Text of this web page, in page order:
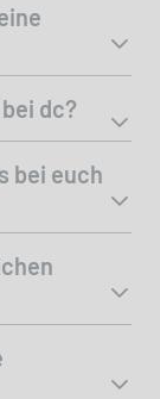
dc?
bei euch